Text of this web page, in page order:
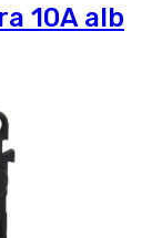
10A alb